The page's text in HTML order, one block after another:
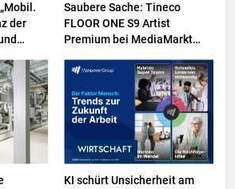
der
April
Saubere Sache: Tineco
FLOOR ONE S9 Artist
Premium bei MediaMarkt
WIRTSCHAFT
KI schürt Unsicherheit am